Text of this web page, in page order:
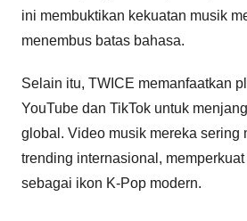
ini membuktikan kekuatan musik
menembus batas bahasa.
Selain itu, TWICE memanfaatkan
YouTube dan TikTok untuk
global. Video musik mereka sering
trending internasional,
sebagai ikon K-Pop modern.